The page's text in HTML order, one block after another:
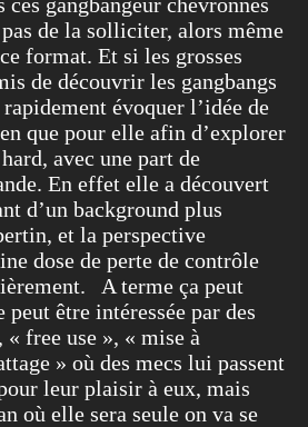
gangbangeur chevronnés
de la solliciter, alors même
format. Et si les grosses
de découvrir les gangbangs
évoquer l’idée de
que pour elle afin d’explorer
avec une part de
En effet elle a découvert
d’un background plus
et la perspective
dose de perte de contrôle
A terme ça peut
être intéressée par des
« free use », « mise à
» où des mecs lui passent
leur plaisir à eux, mais
où elle sera seule on va se